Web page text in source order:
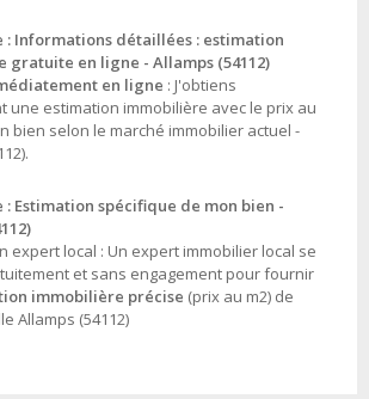
: Informations détaillées : estimation
gratuite en ligne - Allamps (54112)
en ligne : J'obtiens
une estimation immobilière avec le prix au
bien selon le marché immobilier actuel -
: Estimation spécifique de mon bien -
expert local : Un expert immobilier local se
et sans engagement pour fournir
immobilière précise (prix au m2) de
Allamps (54112)